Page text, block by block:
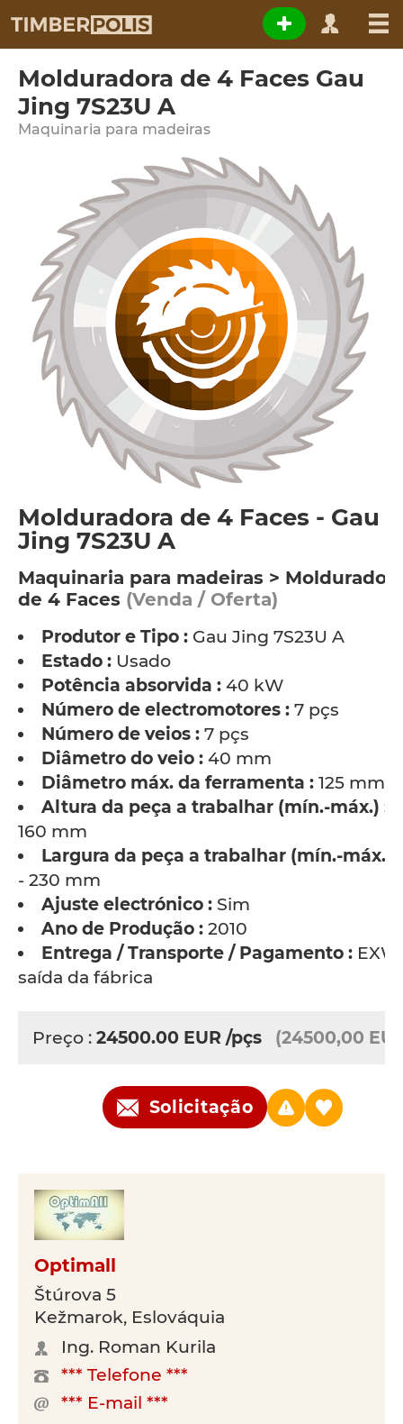
Molduradora de 4 Faces Gau
Jing 7S23U A
Maquinaria para madeiras
Molduradora de 4 Faces - Gau
Jing 7S23U A
Maquinaria para madeiras >
de 4 Faces (Venda / Oferta)
Produtor e Tipo : Gau Jing 7S23U A
Estado : Usado
Potência absorvida : 40 kW
Número de electromotores : 7 pçs
Número de veios : 7 pçs
Diâmetro do veio : 40 mm
Diâmetro máx. da ferramenta : 125 mm
Altura da peça a trabalhar (mín.-máx.) :
160 mm
Largura da peça a trabalhar (mín.-máx.) :
- 230 mm
Ajuste electrónico : Sim
Ano de Produção : 2010
Entrega / Transporte / Pagamento :
saída da fábrica
Preço : 24500.00 EUR /pçs (24500,00
Solicitação
Optimall
Štúrova 5
Kežmarok, Eslováquia
Ing. Roman Kurila
*** Telefone ***
*** E-mail ***